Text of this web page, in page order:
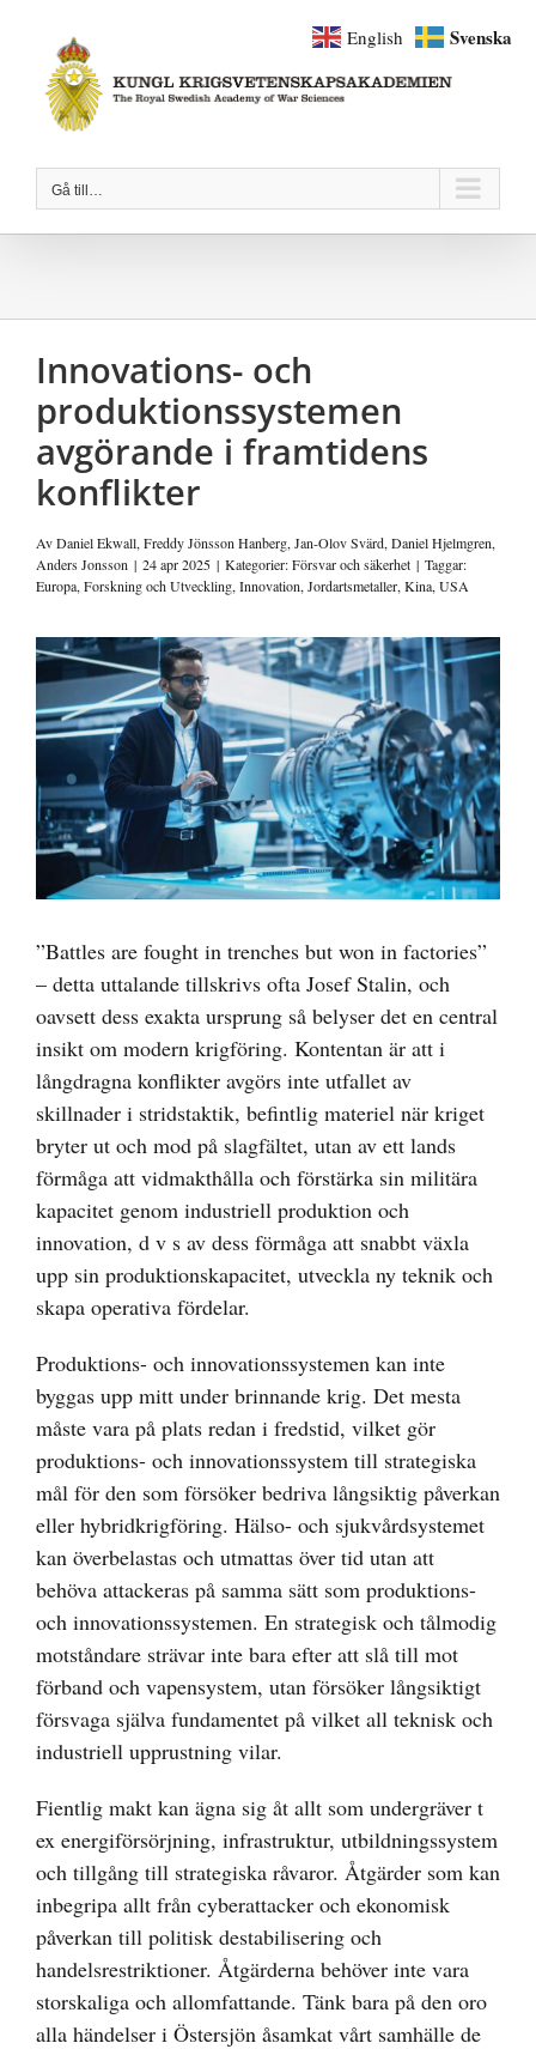
innehållet
Gå till…
Innovations- och
produktionssystemen
avgörande i framtidens
konflikter
AvDaniel Ekwall,Freddy Jönsson Hanberg,Jan-Olov Svärd,Daniel Hjelmgren,
Anders Jonsson | 24 apr 2025 | Kategorier:Försvar och säkerhet | Taggar:
Europa,Forskning och Utveckling,Innovation,Jordartsmetaller,Kina,USA
Visa
större
bild
”Battles are fought in trenches but won in factories”
– detta uttalande tillskrivs ofta Josef Stalin, och
oavsett dess exakta ursprung så belyser det en central
insikt om modern krigföring. Kontentan är att i
långdragna konflikter avgörs inte utfallet av
skillnader i stridstaktik, befintlig materiel när kriget
bryter ut och mod på slagfältet, utan av ett lands
förmåga att vidmakthålla och förstärka sin militära
kapacitet genom industriell produktion och
innovation, d v s av dess förmåga att snabbt växla
upp sin produktionskapacitet, utveckla ny teknik och
skapa operativa fördelar.
Produktions- och innovationssystemen kan inte
byggas upp mitt under brinnande krig. Det mesta
måste vara på plats redan i fredstid, vilket gör
produktions- och innovationssystem till strategiska
mål för den som försöker bedriva långsiktig påverkan
eller hybridkrigföring. Hälso- och sjukvårdsystemet
kan överbelastas och utmattas över tid utan att
behöva attackeras på samma sätt som produktions-
och innovationssystemen. En strategisk och tålmodig
motståndare strävar inte bara efter att slå till mot
förband och vapensystem, utan försöker långsiktigt
försvaga själva fundamentet på vilket all teknisk och
industriell upprustning vilar.
Fientlig makt kan ägna sig åt allt som undergräver t
ex energiförsörjning, infrastruktur, utbildningssystem
och tillgång till strategiska råvaror. Åtgärder som kan
inbegripa allt från cyberattacker och ekonomisk
påverkan till politisk destabilisering och
handelsrestriktioner. Åtgärderna behöver inte vara
storskaliga och allomfattande. Tänk bara på den oro
alla händelser i Östersjön åsamkat vårt samhälle de
English Svenska